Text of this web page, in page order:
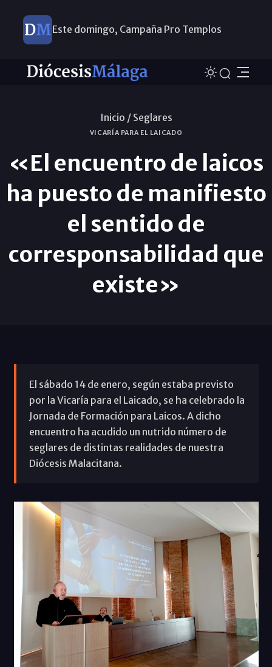
Este domingo, Campaña Pro Templos
Inicio / Seglares
VICARÍA PARA EL LAICADO
«El encuentro de laicos
ha puesto de manifiesto
el sentido de
corresponsabilidad que
existe»
El sábado 14 de enero, según estaba previsto
por la Vicaría para el Laicado, se ha celebrado la
Jornada de Formación para Laicos. A dicho
encuentro ha acudido un nutrido número de
seglares de distintas realidades de nuestra
Diócesis Malacitana.